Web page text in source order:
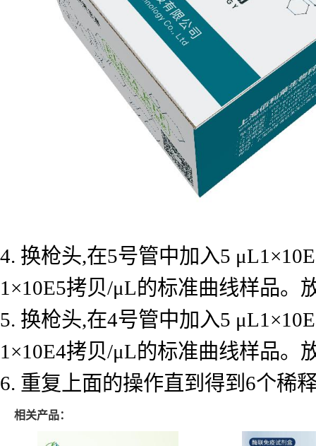
4. 换枪头,在5号管中加入5
1×10E5拷贝/μL的标准曲线样品。
5. 换枪头,在4号管中加入5
1×10E4拷贝/μL的标准曲线样品。
6. 重复上面的操作直到得到6个稀
相关产品：